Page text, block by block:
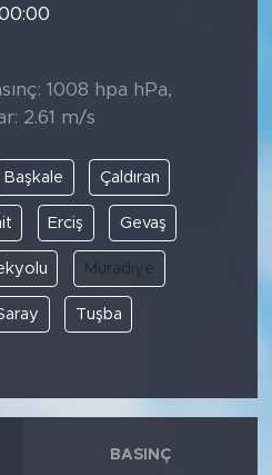
1008 hpa hPa,
2.61 m/s
Başkale Çaldıran
Erciş Gevaş
Muradiye
Tuşba
BASINÇ